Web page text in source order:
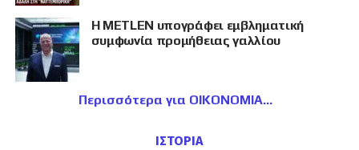
Η METLEN υπογράφει εμβληματική
συμφωνία προμήθειας γαλλίου
Περισσότερα για ΟΙΚΟΝΟΜΙΑ
ΙΣΤΟΡΙΑ